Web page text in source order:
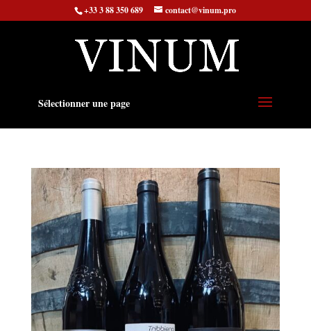
+33 3 88 350 689 contact@vinum.pro
Sélectionner une page